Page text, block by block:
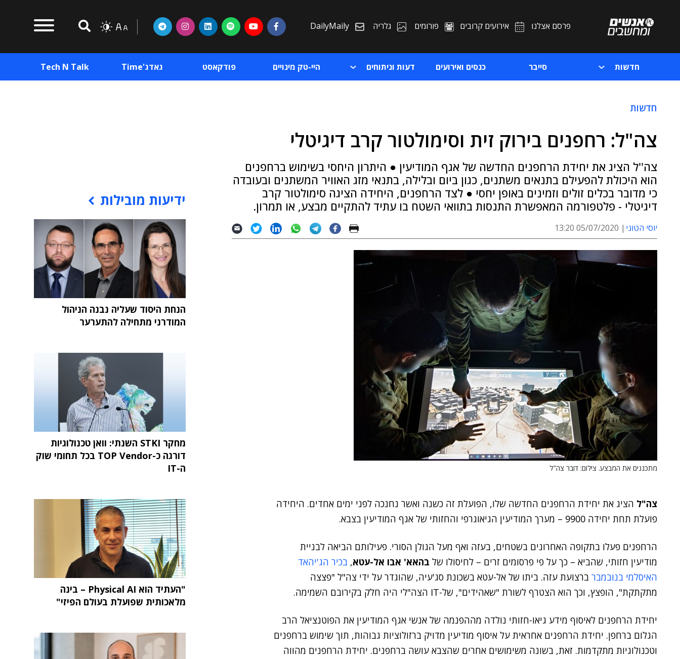
פרסם אצלנו אירועים קרובים פורומים גלריה DailyMaily
חדשות סייבר כנסים ואירועים דעות וניתוחים היי-טק מינויים פודקאסט גאדג'Time Tech N Talk
חדשות
צה"ל: רחפנים בירוק זית וסימולטור קרב דיגיטלי
צה''ל הציג את יחידת הרחפנים החדשה של אגף המודיעין ● היתרון היחסי בשימוש ברחפנים
הוא היכולת להפעילם בתנאים משתנים, כגון ביום ובלילה, בתנאי מזג האוויר המשתנים ובעובדה
כי מדובר בכלים זולים וזמינים באופן יחסי ● לצד הרחפנים, היחידה הציגה סימולטור קרב
דיגיטלי - פלטפורמה המאפשרת התנסות בתוואי השטח בו עתיד להתקיים מבצע, או תמרון.
יוסי הטוני 05/07/2020 13:20
מתכננים את המבצע. צילום: דובר צה"ל
צה"ל הציג את יחידת הרחפנים החדשה שלו, הפועלת זה כשנה ואשר נחנכה לפני ימים אחדים. היחידה
פועלת תחת יחידה 9900 – מערך המודיעין הגיאוגרפי והחזותי של אגף המודיעין בצבא.
הרחפנים פעלו בתקופה האחרונים בשטחים, בעזה ואף מעל הגולן הסורי. פעילותם הביאה לבניית
מודיעין חזותי, שהביא – כך על פי פרסומים זרים – לחיסולו של בהאא' אבו אל-עטא, בכיר הג'יהאד
האיסלמי בנובמבר ברצועת עזה. ביתו של אל-עטא בשכונת סג'עיה, שהוגדר על ידי צה"ל "פצצה
מתקתקת", הופצץ, וכך הוא הצטרף לשורת "שאהידים", של-IT הצה"לי היה חלק בקירובם השמימה.
יחידת הרחפנים לאיסוף מידע גיאו-חזותי נולדה מההפנמה של אנשי אגף המודיעין את הפוטנציאל הרב
הגלום ברחפן. יחידת הרחפנים אחראית על איסוף מודיעין מדויק ברזולוציות גבוהות, תוך שימוש ברחפנים
וטכנולוגיות מתקדמות. זאת, בשונה משימושים אחרים שהצבא עושה ברחפנים. יחידת הרחפנים מהווה
ידיעות מובילות
הנחת היסוד שעליה נבנה הניהול
המודרני מתחילה להתערער
מחקר STKI השנתי: וואן טכנולוגיות
דורגה כ-TOP Vendor בכל תחומי שוק
ה-IT
"העתיד הוא Physical AI – בינה
מלאכותית שפועלת בעולם הפיזי"